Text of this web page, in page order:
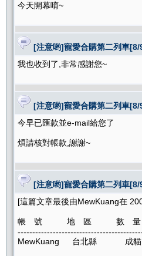
今天開幕唷~
[注意哟]寵愛合購第二列車[8/
我也收到了,非常感謝您~
[注意哟]寵愛合購第二列車[8/
今早已匯款並e-mail給您了
煩請核對帳款,謝謝~
[注意哟]寵愛合購第二列車[8/
[這篇文章最後由MewKuang在
帳 號 地 區 數 量 價
MewKuang 台北